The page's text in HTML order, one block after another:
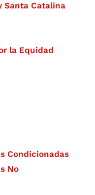
Santa Catalina
la Equidad
Condicionadas
No